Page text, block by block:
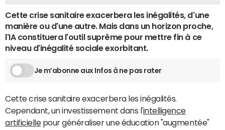
Cette crise sanitaire exacerbera les inégalités, d'une
manière ou d'une autre. Mais dans un horizon proche,
l'IA constituera l'outil suprême pour mettre fin à ce
niveau d'inégalité sociale exorbitant.
Je m’abonne aux Infos à ne pas rater
Cette crise sanitaire exacerbera les inégalités.
Cependant, un investissement dans l'intelligence
artificiellepour généraliser une éducation "augmentée"